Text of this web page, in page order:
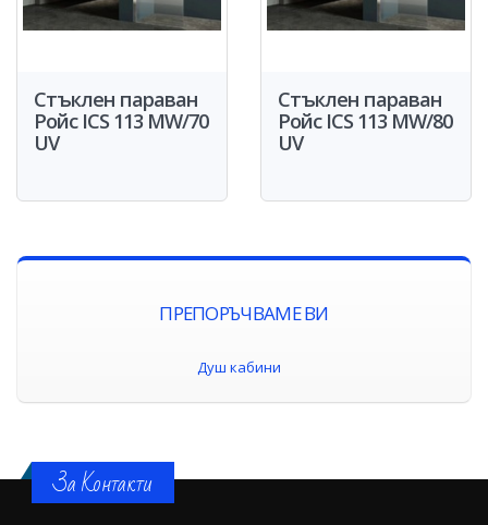
Стъклен параван
Ройс ICS 113 MW/70
UV
Стъклен параван
Ройс ICS 113 MW/80
UV
ПРЕПОРЪЧВАМЕ ВИ
Душ кабини
За Контакти